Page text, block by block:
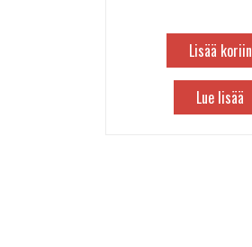
Lisää koriin
Lue lisää